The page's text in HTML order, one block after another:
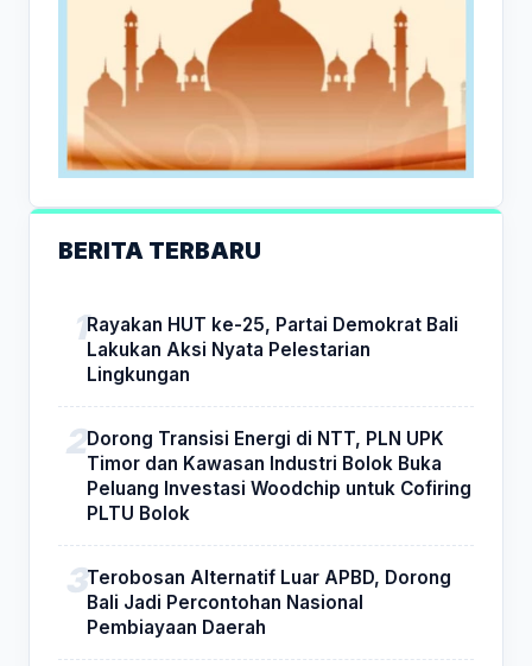
BERITA TERBARU
Rayakan HUT ke-25, Partai Demokrat Bali
Lakukan Aksi Nyata Pelestarian
Lingkungan
Dorong Transisi Energi di NTT, PLN UPK
Timor dan Kawasan Industri Bolok Buka
Peluang Investasi Woodchip untuk Cofiring
PLTU Bolok
Terobosan Alternatif Luar APBD, Dorong
Bali Jadi Percontohan Nasional
Pembiayaan Daerah